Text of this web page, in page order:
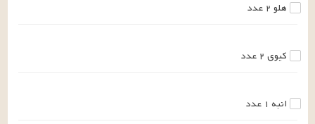
هلو ۲ عدد
کیوی ۲ عدد
انبه ۱ عدد